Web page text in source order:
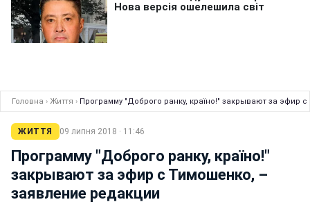
Головна › Життя › Программу "Доброго ранку, країно!" закрывают за эфир
ЖИТТЯ 09 липня 2018 · 11:46
Программу "Доброго ранку, країно!"
закрывают за эфир с Тимошенко, –
заявление редакции